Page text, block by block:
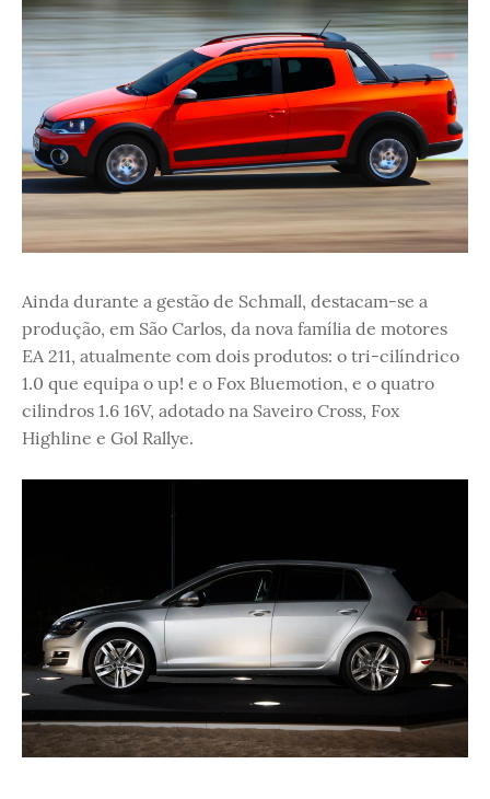
Ainda durante a gestão de Schmall, destacam-se a
produção, em São Carlos, da nova família de motores
EA 211, atualmente com dois produtos: o tri-cilíndrico
1.0 que equipa o up! e o Fox Bluemotion, e o quatro
cilindros 1.6 16V, adotado na Saveiro Cross, Fox
Highline e Gol Rallye.